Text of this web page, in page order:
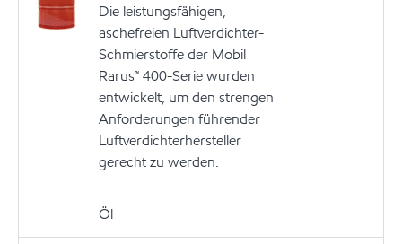
Die leistungsfähigen,
aschefreien Luftverdichter-
Schmierstoffe der Mobil
Rarus™ 400-Serie wurden
entwickelt, um den strengen
Anforderungen führender
Luftverdichterhersteller
gerecht zu werden.
Öl